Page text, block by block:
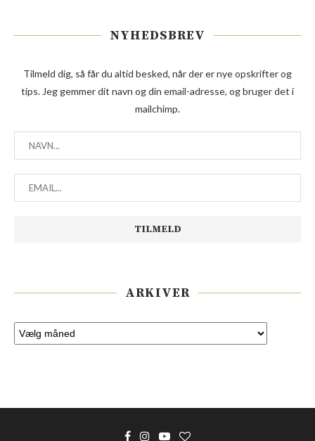
NYHEDSBREV
Tilmeld dig, så får du altid besked, når der er nye opskrifter og
tips. Jeg gemmer dit navn og din email-adresse, og bruger det i
mailchimp.
ARKIVER